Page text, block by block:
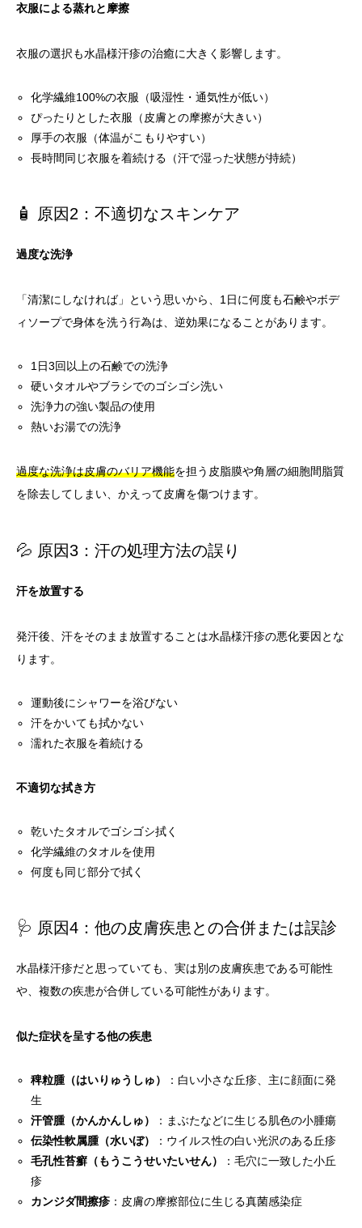
衣服による蒸れと摩擦
衣服の選択も水晶様汗疹の治癒に大きく影響します。
化学繊維100%の衣服（吸湿性・通気性が低い）
ぴったりとした衣服（皮膚との摩擦が大きい）
厚手の衣服（体温がこもりやすい）
長時間同じ衣服を着続ける（汗で湿った状態が持続）
🧴 原因2：不適切なスキンケア
過度な洗浄
「清潔にしなければ」という思いから、1日に何度も石鹸やボデ
ィソープで身体を洗う行為は、逆効果になることがあります。
1日3回以上の石鹸での洗浄
硬いタオルやブラシでのゴシゴシ洗い
洗浄力の強い製品の使用
熱いお湯での洗浄
過度な洗浄は皮膚のバリア機能を担う皮脂膜や角層の細胞間脂質
を除去してしまい、かえって皮膚を傷つけます。
💦 原因3：汗の処理方法の誤り
汗を放置する
発汗後、汗をそのまま放置することは水晶様汗疹の悪化要因とな
ります。
運動後にシャワーを浴びない
汗をかいても拭かない
濡れた衣服を着続ける
不適切な拭き方
乾いたタオルでゴシゴシ拭く
化学繊維のタオルを使用
何度も同じ部分で拭く
🩺 原因4：他の皮膚疾患との合併または誤診
水晶様汗疹だと思っていても、実は別の皮膚疾患である可能性
や、複数の疾患が合併している可能性があります。
似た症状を呈する他の疾患
稗粒腫（はいりゅうしゅ）
：白い小さな丘疹、主に顔面に発
生
汗管腫（かんかんしゅ）
：まぶたなどに生じる肌色の小腫瘍
伝染性軟属腫（水いぼ）
：ウイルス性の白い光沢のある丘疹
毛孔性苔癬（もうこうせいたいせん）
：毛穴に一致した小丘
疹
カンジダ間擦疹 ：皮膚の摩擦部位に生じる真菌感染症